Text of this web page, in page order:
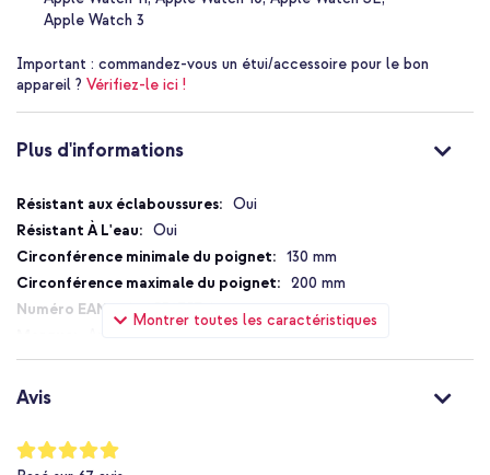
Apple Watch 3
Important : commandez-vous un étui/accessoire pour le bon
appareil ? Vérifiez-le ici !
Plus d'informations
Montrer toutes les caractéristiques
Plus
d'informations
Oui
Oui
130 mm
200 mm
194253275718
MPGW3ZM/A
Avis
Notation:
99
%